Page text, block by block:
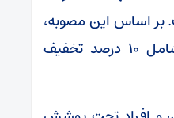
اساس این مصوبه،
این دسته از کارت‌ها شامل ۱۰ درصد تخفیف